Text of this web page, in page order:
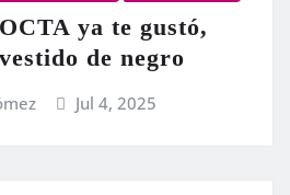
ya te gustó,
de negro
Jul 4, 2025